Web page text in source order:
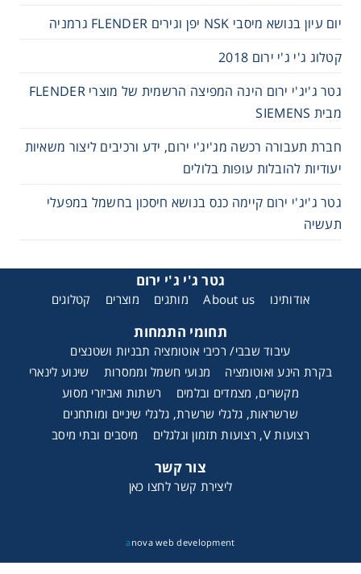
יום עיון בנושא מיסבי NSK יפן וגירים FLENDER גרמניה
קטלוג ג'י ג'י ירום 2018
גטר ג'יג'י ירום הינה המפיצה הרשמית של מוצרי FLENDER
מבית SIEMENS
חברת תעבורה רכשה מג'יג'י ירום, ידע ורכיבים ליצור משאיות
יעודיות להובלות עופות בלולים
גטר ג'יג'י ירום קיימה כנס בנושא חיסכון בחשמל במפעלי
תעשיה
גטר ג'י ג'י ירום
אודותינו About us מותגים מוצרים קטלוגים
תחומי התמחות
עיבוד שבבי/ רכיבי אוטומציה תבניות ושטנצים
בקרת הינע ואוטומציה
מנועי חשמל וממסרות
שינוע לינארי
מקשרים, מצמדים ובלמים
רשתות ואביזרי מסוע
שרשראות, גלגלי שרשרת, גלגלי שיניים ומותחנים
רצועות V, רצועות תזמון וגלגלים
מיסבים ובתי מיסב
צור קשר
ליצירת קשר לחצו כאן
a nova web development